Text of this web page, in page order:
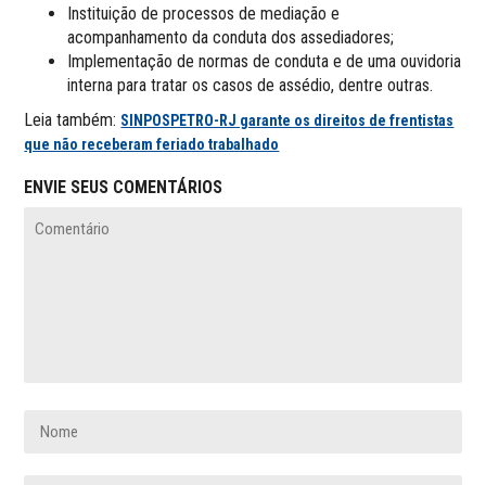
Instituição de processos de mediação e
acompanhamento da conduta dos assediadores;
Implementação de normas de conduta e de uma ouvidoria
interna para tratar os casos de assédio, dentre outras.
Leia também: SINPOSPETRO-RJ garante os direitos de frentistas
que não receberam feriado trabalhado
ENVIE SEUS COMENTÁRIOS